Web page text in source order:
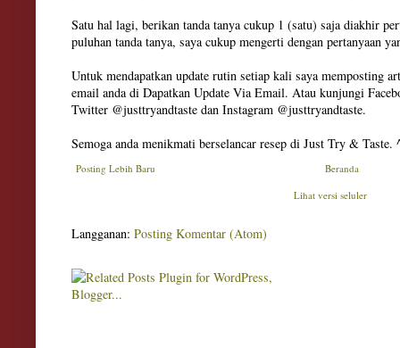
Satu hal lagi, berikan tanda tanya cukup 1 (satu) saja diakhir
puluhan tanda tanya, saya cukup mengerti dengan pertanyaan
Untuk mendapatkan update rutin setiap kali saya memposting
email anda di Dapatkan Update Via Email. Atau kunjungi
Twitter @justtryandtaste dan Instagram @justtryandtaste.
Semoga anda menikmati berselancar resep di Just Try & Taste.
Posting Lebih Baru
Beranda
Lihat versi seluler
Langganan: Posting Komentar (Atom)